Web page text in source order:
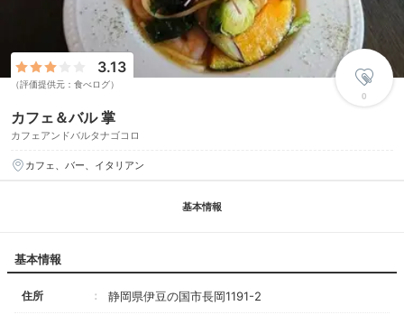
カフェ＆バル 掌
カフェアンドバルタナゴコロ
3.13
（評価提供元：食べログ）
0
カフェ、バー、イタリアン
基本情報
基本情報
住所 静岡県伊豆の国市長岡1191-2